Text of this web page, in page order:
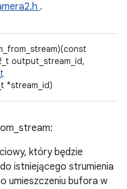
.
output_stream_id,
*stream_id)
który będzie
istniejącego strumienia
umieszczeniu bufora w